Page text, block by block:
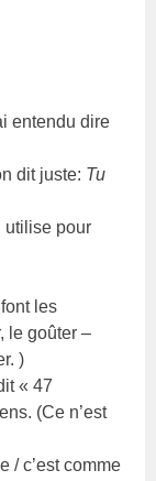
entendu dire
dit juste: Tu
utilise pour
les
le goûter –
)
« 47
(Ce n’est
/ c’est comme